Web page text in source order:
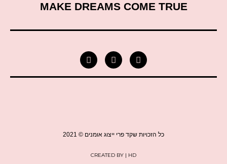
MAKE DREAMS COME TRUE
כל הזכויות שקד פרי ייצוג אומנים © 2021
CREATED BY | HD